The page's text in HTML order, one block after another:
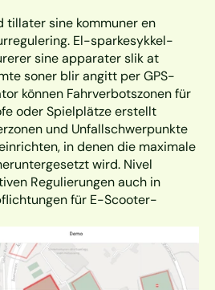
tillater sine kommuner en
El-sparkesykkel-
sine apparater slik at
soner blir angitt per GPS-
können Fahrverbotszonen für
oder Spielplätze erstellt
und Unfallschwerpunkte
in denen die maximale
wird. Nivel
Regulierungen auch in
für E-Scooter-